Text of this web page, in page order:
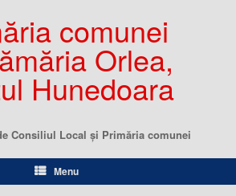
comunei
Orlea,
Hunedoara
Consiliul Local şi Primăria comunei
Menu